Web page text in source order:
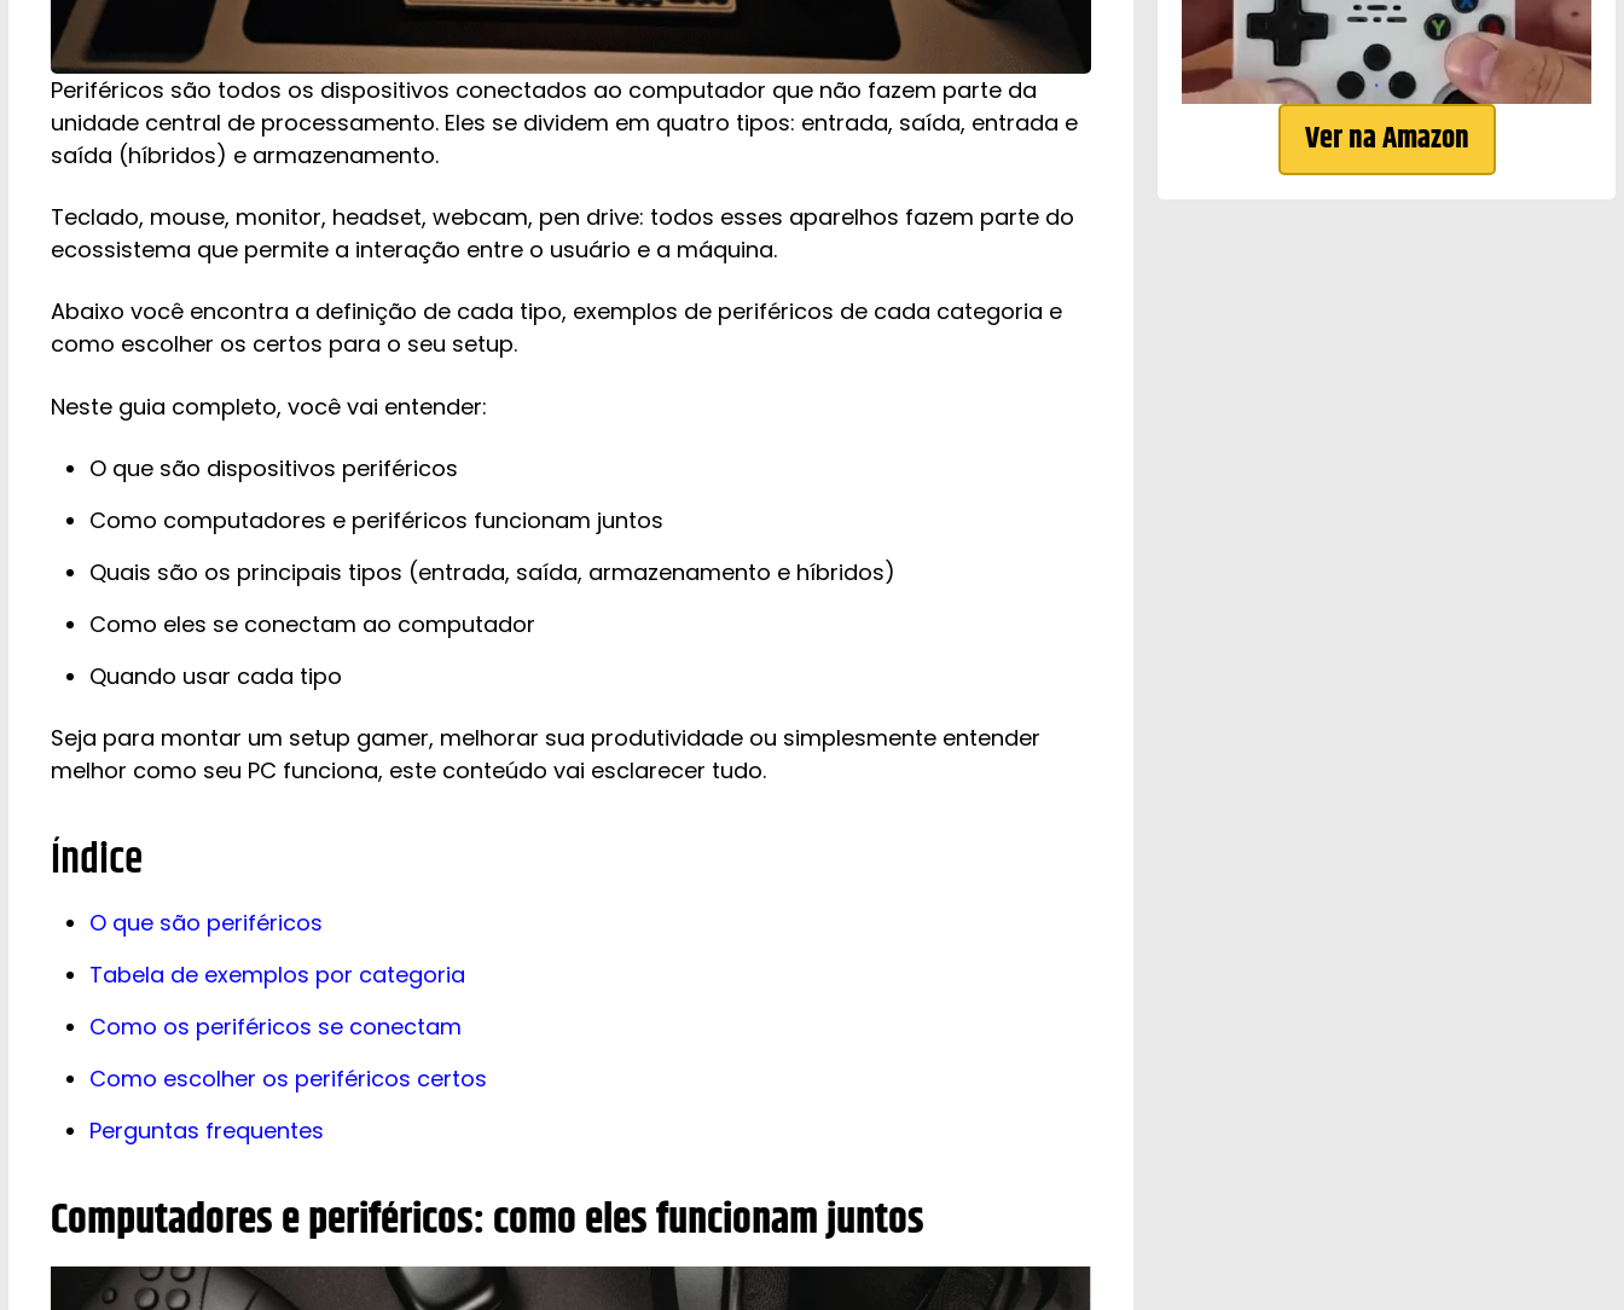
Periféricos são todos os dispositivos conectados ao computador que não fazem parte da
unidade central de processamento. Eles se dividem em quatro tipos: entrada, saída, entrada e
saída (híbridos) e armazenamento.
Teclado, mouse, monitor, headset, webcam, pen drive: todos esses aparelhos fazem parte do
ecossistema que permite a interação entre o usuário e a máquina.
Abaixo você encontra a definição de cada tipo, exemplos de periféricos de cada categoria e
como escolher os certos para o seu setup.
Neste guia completo, você vai entender:
O que são dispositivos periféricos
Como computadores e periféricos funcionam juntos
Quais são os principais tipos (entrada, saída, armazenamento e híbridos)
Como eles se conectam ao computador
Quando usar cada tipo
Seja para montar um setup gamer, melhorar sua produtividade ou simplesmente entender
melhor como seu PC funciona, este conteúdo vai esclarecer tudo.
Índice
O que são periféricos
Tabela de exemplos por categoria
Como os periféricos se conectam
Como escolher os periféricos certos
Perguntas frequentes
Computadores e periféricos: como eles funcionam juntos
Ver na Amazon